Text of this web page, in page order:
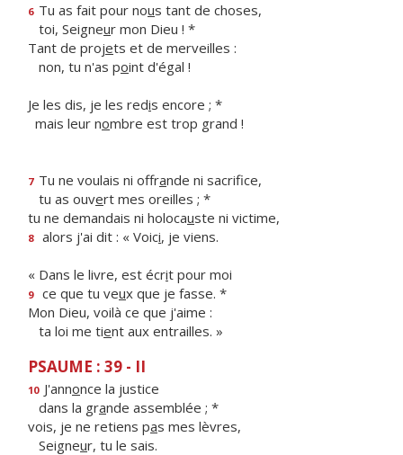
6 Tu as fait pour nous tant de choses,
toi, Seigneur mon Dieu ! *
Tant de projets et de merveilles :
non, tu n'as point d'égal !
Je les dis, je les redis encore ; *
mais leur nombre est trop grand !
7 Tu ne voulais ni offrande ni sacrifice,
tu as ouvert mes oreilles ; *
tu ne demandais ni holocauste ni victime,
8 alors j'ai dit : « Voici, je viens.
« Dans le livre, est écrit pour moi
9 ce que tu veux que je fasse. *
Mon Dieu, voilà ce que j'aime :
ta loi me tient aux entrailles. »
PSAUME : 39 - II
10 J'annonce la justice
dans la grande assemblée ; *
vois, je ne retiens pas mes lèvres,
Seigneur, tu le sais.